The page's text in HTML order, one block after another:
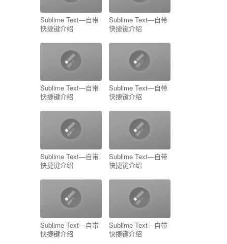
Sublime Text—自带
快捷键介绍
Sublime Text—自带
快捷键介绍
Sublime Text—自带
快捷键介绍
Sublime Text—自带
快捷键介绍
Sublime Text—自带
快捷键介绍
Sublime Text—自带
快捷键介绍
Sublime Text—自带
快捷键介绍
Sublime Text—自带
快捷键介绍